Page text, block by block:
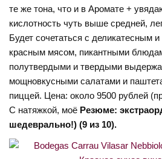
те же тона, что и в Аромате +
кислотность чуть выше средней,
Будет сочетаться с деликатесным
красным мясом, пикантными
полутвердыми и твердыми
мощновкусными салатами и
пиццей. Цена: около 9500 рублей
С натяжкой, моё Резюме:
шедеврально!) (9 из 10).